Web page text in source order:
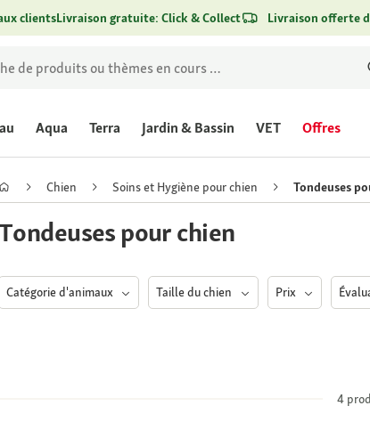
clientsLivraison gratuite: Click & Collect Livraison offerte
Aqua Terra Jardin & Bassin VET Offres
Chien Soins et Hygiène pour chien Tondeuses
pour chien
Catégorie d'animaux Taille du chien Prix
4